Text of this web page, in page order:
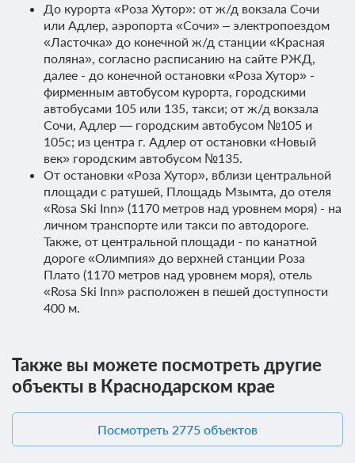
_"Rosa Ski Inn" отель, без питания, лето, Красная Поляна,
Без питания
При отмене оплата не возвращается
Требуется внесение предоплаты в течение 2 часов.
Сумма предоплаты составляет 9200 руб.
9 200 Забронировать
6 фото
Стандарт с балконом
Двухместный номер Стандарт с балконом I Категории с 1
двуспальной или 2 раздельными кроватями. Просторные
номера, оформленные в классическом стиле с практичным
До курорта «Роза Хутор»: от ж/д вокзала Сочи
или Адлер, аэропорта «Сочи» – электропоездом
«Ласточка» до конечной ж/д станции «Красная
поляна», согласно расписанию на сайте РЖД,
далее - до конечной остановки «Роза Хутор» -
фирменным автобусом курорта, городскими
автобусами 105 или 135, такси; от ж/д вокзала
Сочи, Адлер — городским автобусом №105 и
105с; из центра г. Адлер от остановки «Новый
век» городским автобусом №135.
От остановки «Роза Хутор», вблизи центральной
площади с ратушей, Площадь Мзымта, до отеля
«Rosa Ski Inn» (1170 метров над уровнем моря) - на
личном транспорте или такси по автодороге.
Также, от центральной площади - по канатной
дороге «Олимпия» до верхней станции Роза
Плато (1170 метров над уровнем моря), отель
«Rosa Ski Inn» расположен в пешей доступности
400 м.
Также вы можете посмотреть другие
объекты в Краснодарском крае
Посмотреть 2775 объектов